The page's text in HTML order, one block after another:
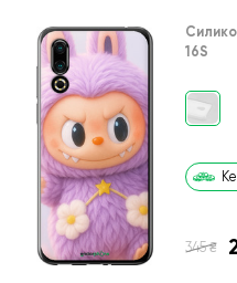
16S
345 ₴